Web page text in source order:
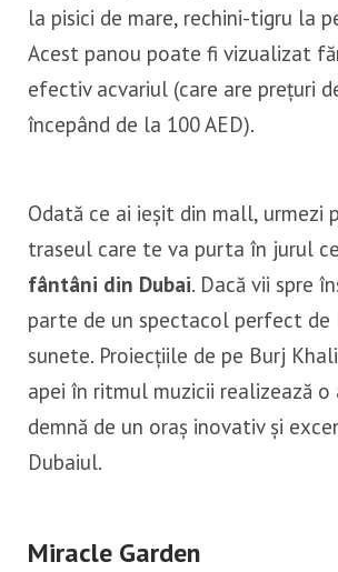
la pisici de mare, rechini-tigru la
Acest panou poate fi vizualizat
efectiv acvariul (care are prețuri
începând de la 100 AED).
Odată ce ai ieșit din mall, urmezi
traseul care te va purta în jurul
fântâni din Dubai. Dacă vii spre
parte de un spectacol perfect de
sunete. Proiecțiile de pe Burj
apei în ritmul muzicii realizează
demnă de un oraș inovativ și
Dubaiul.
Miracle Garden